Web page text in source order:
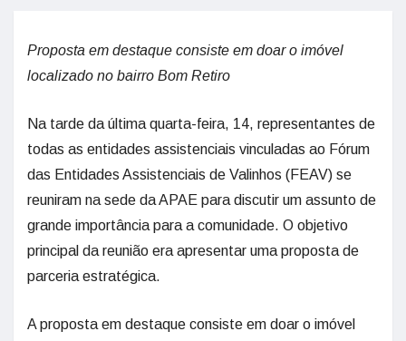
Proposta em destaque consiste em doar o imóvel
localizado no bairro Bom Retiro
Na tarde da última quarta-feira, 14, representantes de
todas as entidades assistenciais vinculadas ao Fórum
das Entidades Assistenciais de Valinhos (FEAV) se
reuniram na sede da APAE para discutir um assunto de
grande importância para a comunidade. O objetivo
principal da reunião era apresentar uma proposta de
parceria estratégica.
A proposta em destaque consiste em doar o imóvel